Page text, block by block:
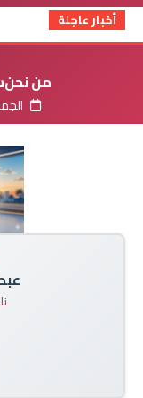
أخبار عاجلة
من نحن
الجمعة، ٧